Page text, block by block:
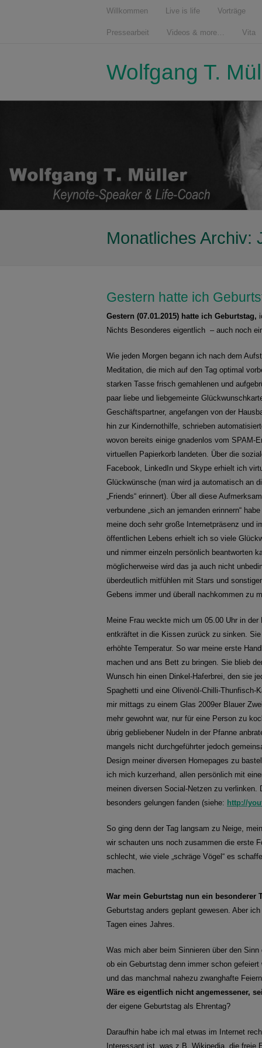
Willkommen Live is life Vorträge
Pressearbeit Videos & more… Vita
Wolfgang T.
Monatliches Archiv:
Gestern hatte ich
Gestern (07.01.2015) hatte ich Geburtstag,
Nichts Besonderes eigentlich – auch noch
Wie jeden Morgen begann ich nach dem
Meditation, die mich auf den Tag optimal
starken Tasse frisch gemahlenen und
paar liebe und liebgemeinte
Geschäftspartner, angefangen von der
hin zur Kindernothilfe, schrieben
wovon bereits einige gnadenlos vom SPAM-
virtuellen Papierkorb landeten. Über die
Facebook, LinkedIn und Skype erhielt ich
Glückwünsche (man wird ja automatisch an
„Friends“ erinnert). Über all diese
verbundene „sich an jemanden erinnern“
meine doch sehr große Internetpräsenz und
öffentlichen Lebens erhielt ich so viele
und nimmer einzeln persönlich beantworten
möglicherweise wird das ja auch nicht
überdeutlich mitfühlen mit Stars und
Gebens immer und überall nachkommen zu
Meine Frau weckte mich um 05.00 Uhr in
entkräftet in die Kissen zurück zu sinken.
erhöhte Temperatur. So war meine erste
machen und ans Bett zu bringen. Sie blieb
Wunsch hin einen Dinkel-Haferbrei, den sie
Spaghetti und eine Olivenöl-Chilli-Thunfisch-
mir mittags zu einem Glas 2009er Blauer
mehr gewohnt war, nur für eine Person zu
übrig gebliebener Nudeln in der Pfanne
mangels nicht durchgeführter jedoch
Design meiner diversen Homepages zu
ich mich kurzerhand, allen persönlich mit
meinen diversen Social-Netzen zu
besonders gelungen fanden (siehe: http://
So ging denn der Tag langsam zu Neige,
wir schauten uns noch zusammen die erste
schlecht, wie viele „schräge Vögel“ es
machen.
War mein Geburtstag nun ein besonderer
Geburtstag anders geplant gewesen. Aber
Tagen eines Jahres.
Was mich aber beim Sinnieren über den
ob ein Geburtstag denn immer schon
und das manchmal nahezu zwanghafte
Wäre es eigentlich nicht angemessener,
der eigene Geburtstag als Ehrentag?
Daraufhin habe ich mal etwas im Internet
Interessant ist, was z.B. Wikipedia, die freie